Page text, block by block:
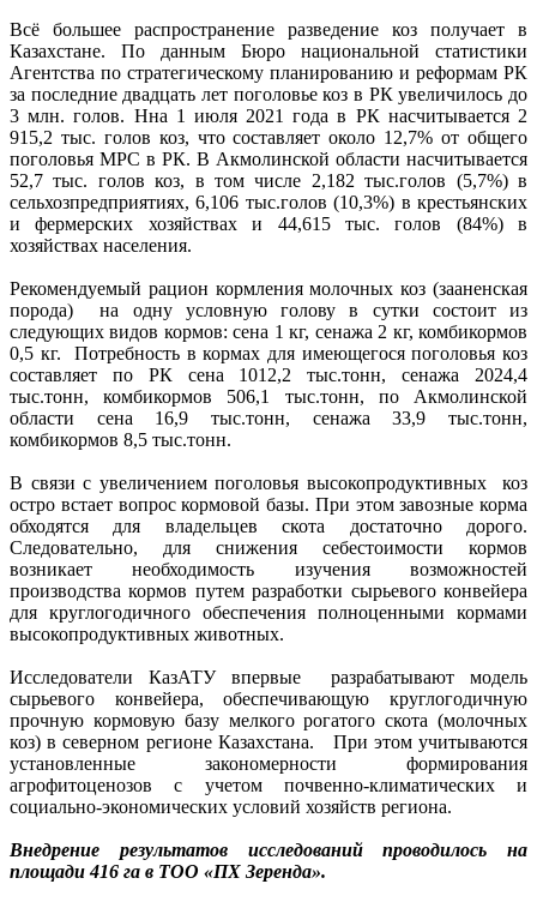
Всё большее распространение разведение коз получает в
Казахстане. По данным Бюро национальной статистики
Агентства по стратегическому планированию и реформам РК
за последние двадцать лет поголовье коз в РК увеличилось до
3 млн. голов. Нна 1 июля 2021 года в РК насчитывается 2
915,2 тыс. голов коз, что составляет около 12,7% от общего
поголовья МРС в РК. В Акмолинской области насчитывается
52,7 тыс. голов коз, в том числе 2,182 тыс.голов (5,7%) в
сельхозпредприятиях, 6,106 тыс.голов (10,3%) в крестьянских
и фермерских хозяйствах и 44,615 тыс. голов (84%) в
хозяйствах населения.
Рекомендуемый рацион кормления молочных коз (зааненская
порода) на одну условную голову в сутки состоит из
следующих видов кормов: сена 1 кг, сенажа 2 кг, комбикормов
0,5 кг. Потребность в кормах для имеющегося поголовья коз
составляет по РК сена 1012,2 тыс.тонн, сенажа 2024,4
тыс.тонн, комбикормов 506,1 тыс.тонн, по Акмолинской
области сена 16,9 тыс.тонн, сенажа 33,9 тыс.тонн,
комбикормов 8,5 тыс.тонн.
В связи с увеличением поголовья высокопродуктивных коз
остро встает вопрос кормовой базы. При этом завозные корма
обходятся для владельцев скота достаточно дорого.
Следовательно, для снижения себестоимости кормов
возникает необходимость изучения возможностей
производства кормов путем разработки сырьевого конвейера
для круглогодичного обеспечения полноценными кормами
высокопродуктивных животных.
Исследователи КазАТУ впервые разрабатывают модель
сырьевого конвейера, обеспечивающую круглогодичную
прочную кормовую базу мелкого рогатого скота (молочных
коз) в северном регионе Казахстана. При этом учитываются
установленные закономерности формирования
агрофитоценозов с учетом почвенно-климатических и
социально-экономических условий хозяйств региона.
Внедрение результатов исследований проводилось на
площади 416 га в ТОО «ПХ Зеренда».